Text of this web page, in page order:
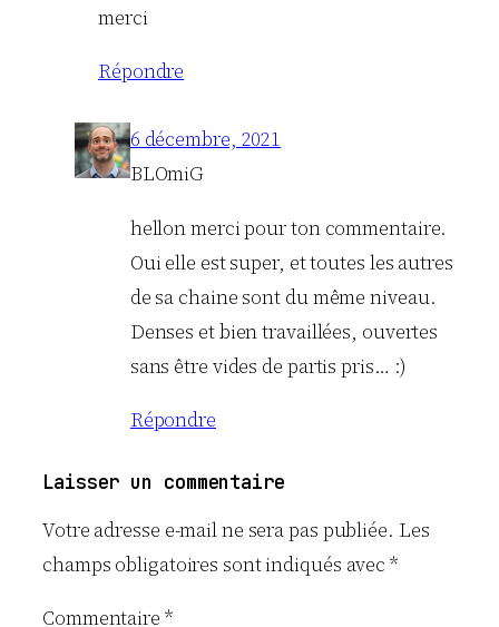
merci
Répondre
6 décembre, 2021
BLOmiG
hellon merci pour ton commentaire.
Oui elle est super, et toutes les autres
de sa chaine sont du même niveau.
Denses et bien travaillées, ouvertes
sans être vides de partis pris… :)
Répondre
Laisser un commentaire
Votre adresse e-mail ne sera pas publiée. Les
champs obligatoires sont indiqués avec*
Commentaire *